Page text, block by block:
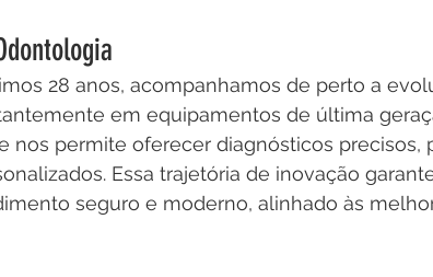
28 anos, acompanhamos de perto a
em equipamentos de última
nos permite oferecer diagnósticos precisos,
Essa trajetória de inovação
seguro e moderno, alinhado às